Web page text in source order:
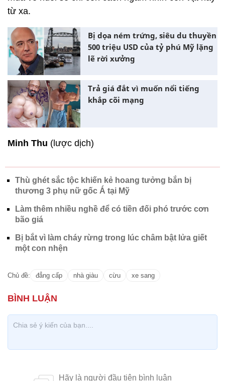
từ xa.
Bị dọa ném trứng, siêu du thuyền
500 triệu USD của tỷ phú Mỹ lặng
lẽ rời xưởng
Trả giá đắt vì muốn nổi tiếng
khắp cõi mạng
Minh Thu (lược dịch)
Thù ghét sắc tộc khiến kẻ hoang tưởng bắn bị
thương 3 phụ nữ gốc Á tại Mỹ
Làm thêm nhiều nghề để có tiền đối phó trước cơn
bão giá
Bị bắt vì làm cháy rừng trong lúc châm bật lửa giết
một con nhện
Chủ đề: đẳng cấp nhà giàu cừu xe sang